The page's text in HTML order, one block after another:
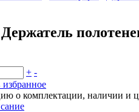
+ -
о комплектации, наличии и